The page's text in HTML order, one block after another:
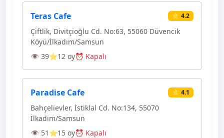
Teras Cafe ⭐ 4.2
Çiftlik, Divitçioğlu Cd. No:63, 55060 Düvencik
Köyü/İlkadım/Samsun
👁 39⭐12 oy⏰ Kapalı
Paradise Cafe ⭐ 4.1
Bahçelievler, İstiklal Cd. No:134, 55070
İlkadım/Samsun
👁 51 ⭐15 oy⏰ Kapalı